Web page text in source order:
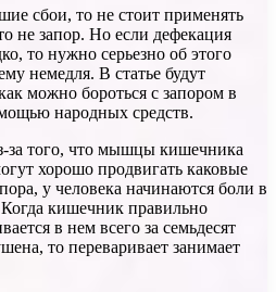
сбои, то не стоит применять
не запор. Но если дефекация
то нужно серьезно об этого
немедля. В статье будут
можно бороться с запором в
народных средств.
за того, что мышцы кишечника
хорошо продвигать каковые
у человека начинаются боли в
кишечник правильно
в нем всего за семьдесят
то переваривает занимает